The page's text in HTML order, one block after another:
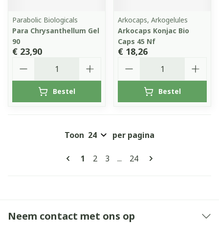
Parabolic Biologicals
Para Chrysanthellum Gel
90
€ 23,90
Bestel
Arkocaps, Arkogelules
Arkocaps Konjac Bio
Caps 45 Nf
€ 18,26
Bestel
Pagina's
U lees momenteel pagina
1 Pagina
2 Pagina
3 ... Pagina
24
Toon per pagina
Neem contact met ons op